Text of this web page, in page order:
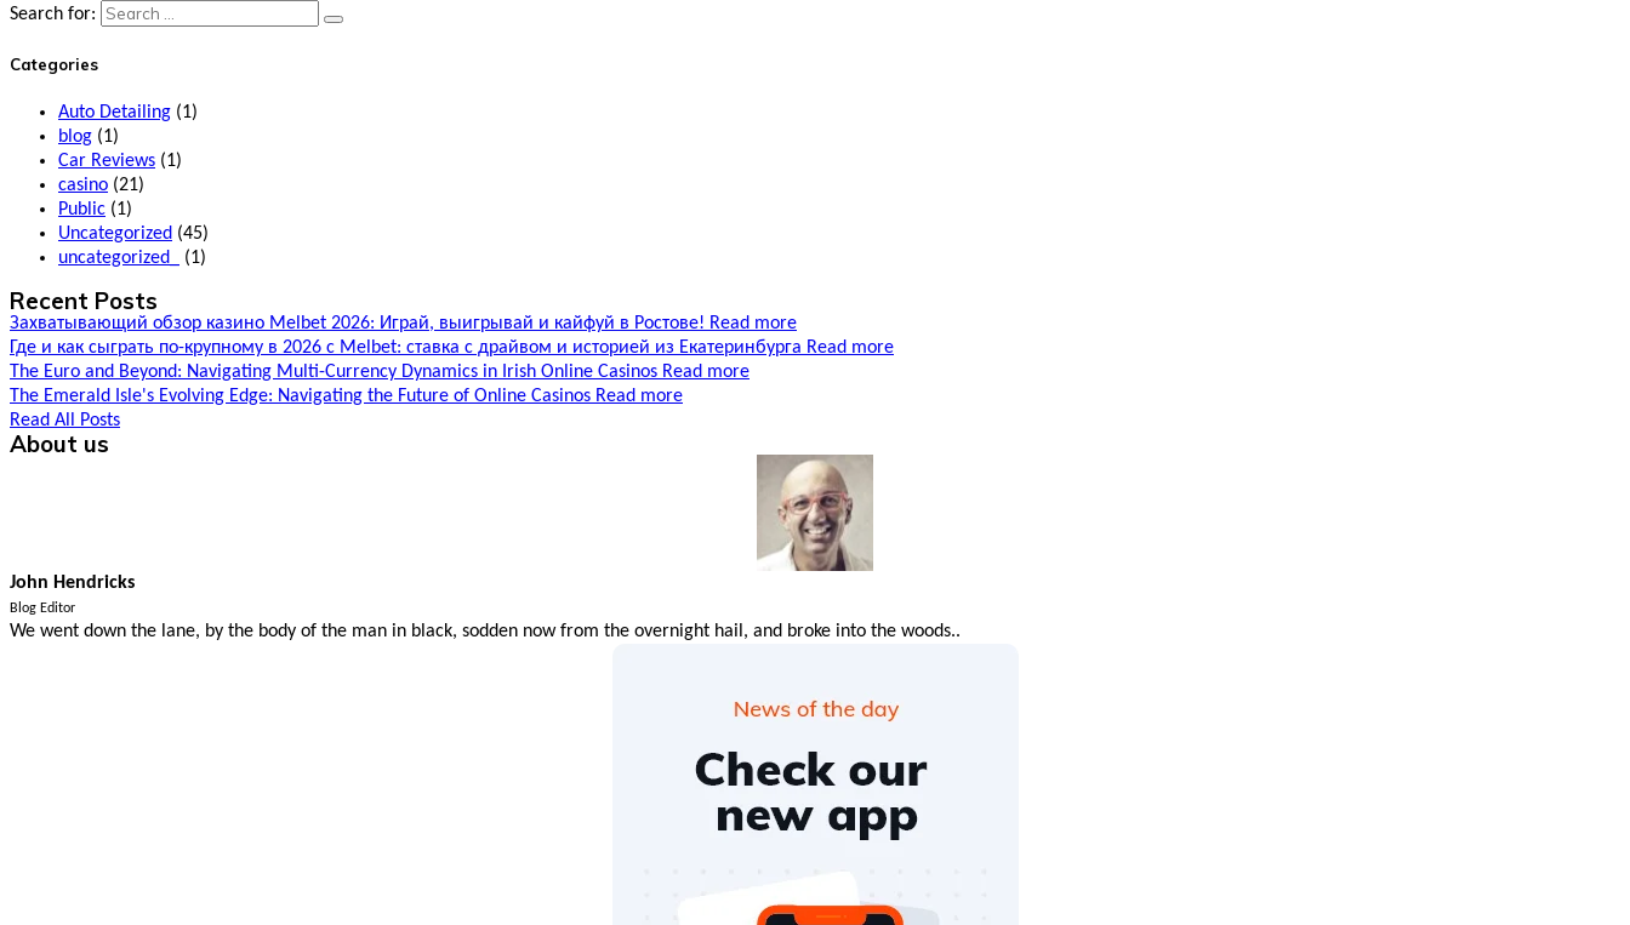
Search for:
Categories
Auto Detailing (1)
blog (1)
Car Reviews (1)
casino (21)
Public (1)
Uncategorized (45)
uncategorized_
(1)
Recent Posts
Захватывающий обзор казино Melbet 2026: Играй, выигрывай и кайфуй в Ростове! Read more
Где и как сыграть по-крупному в 2026 с Melbet: ставка с драйвом и историей из Екатеринбурга Read more
The Euro and Beyond: Navigating Multi-Currency Dynamics in Irish Online Casinos Read more
The Emerald Isle's Evolving Edge: Navigating the Future of Online Casinos Read more
Read All Posts
About us
John Hendricks
Blog Editor
We went down the lane, by the body of the man in black, sodden now from the overnight hail, and broke into the woods..